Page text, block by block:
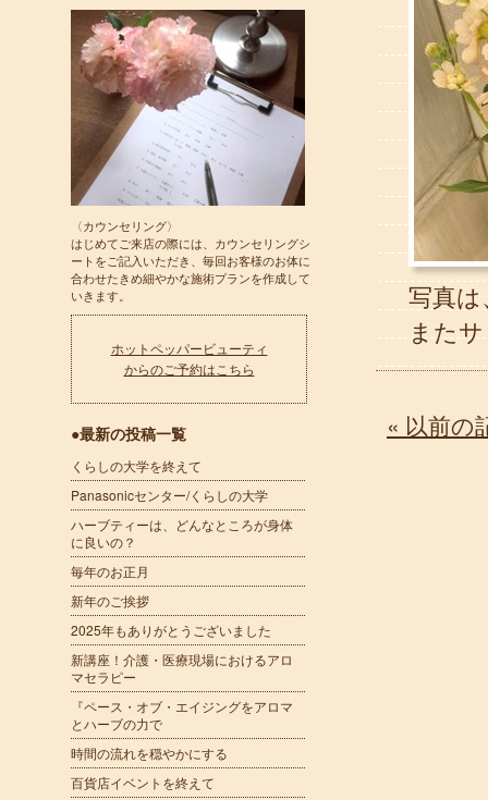
〈カウンセリング〉
はじめてご来店の際には、カウンセリングシ
ートをご記入いただき、毎回お客様のお体に
合わせたきめ細やかな施術プランを作成して
いきます。
ホットペッパービューティ
からのご予約はこちら
●最新の投稿一覧
くらしの大学を終えて
Panasonicセンター/くらしの大学
ハーブティーは、どんなところが身体
に良いの？
毎年のお正月
新年のご挨拶
2025年もありがとうございました
新講座！介護・医療現場におけるアロ
マセラピー
『ペース・オブ・エイジングをアロマ
とハーブの力で
時間の流れを穏やかにする
百貨店イベントを終えて
写真
また
« 以前の